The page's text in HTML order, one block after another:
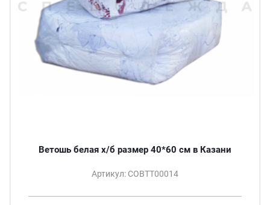
Ветошь белая х/б размер 40*60 см в Казани
Артикул: СОВТТ00014